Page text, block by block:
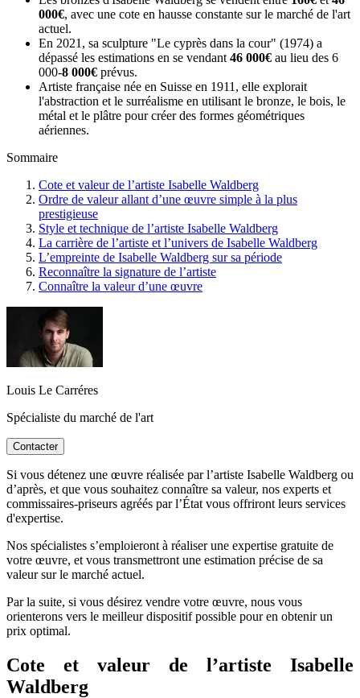
000€, avec une cote en hausse constante sur le marché de l'art
actuel.
En 2021, sa sculpture "Le cyprès dans la cour" (1974) a
dépassé les estimations en se vendant 46 000€ au lieu des 6
000-8 000€ prévus.
Artiste française née en Suisse en 1911, elle explorait
l'abstraction et le surréalisme en utilisant le bronze, le bois, le
métal et le plâtre pour créer des formes géométriques
aériennes.
Sommaire
Cote et valeur de l’artiste Isabelle Waldberg
Ordre de valeur allant d’une œuvre simple à la plus
prestigieuse
Style et technique de l’artiste Isabelle Waldberg
La carrière de l’artiste et l’univers de Isabelle Waldberg
L’empreinte de Isabelle Waldberg sur sa période
Reconnaître la signature de l’artiste
Connaître la valeur d’une œuvre
Louis Le Carréres
Spécialiste du marché de l'art
Contacter
Si vous détenez une œuvre réalisée par l’artiste Isabelle Waldberg ou
d’après, et que vous souhaitez connaître sa valeur, nos experts et
commissaires-priseurs agréés par l’État vous offriront leurs services
d'expertise.
Nos spécialistes s’emploieront à réaliser une expertise gratuite de
votre œuvre, et vous transmettront une estimation précise de sa
valeur sur le marché actuel.
Par la suite, si vous désirez vendre votre œuvre, nous vous
orienterons vers le meilleur dispositif possible pour en obtenir un
prix optimal.
Cote et valeur de l’artiste Isabelle
Waldberg